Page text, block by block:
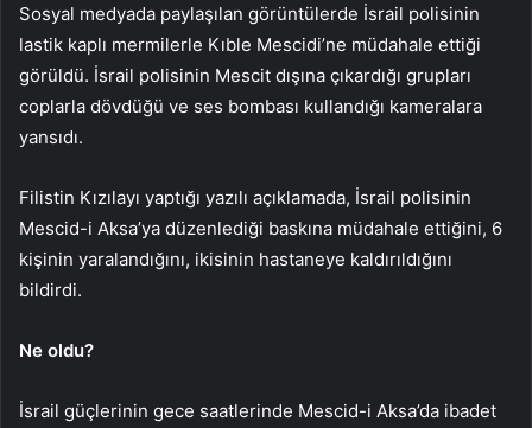
Sosyal medyada paylaşılan görüntülerde İsrail polisinin
lastik kaplı mermilerle Kıble Mescidi’ne müdahale ettiği
görüldü. İsrail polisinin Mescit dışına çıkardığı grupları
coplarla dövdüğü ve ses bombası kullandığı kameralara
yansıdı.
Filistin Kızılayı yaptığı yazılı açıklamada, İsrail polisinin
Mescid-i Aksa’ya düzenlediği baskına müdahale ettiğini, 6
kişinin yaralandığını, ikisinin hastaneye kaldırıldığını
bildirdi.
Ne oldu?
İsrail güçlerinin gece saatlerinde Mescid-i Aksa’da ibadet